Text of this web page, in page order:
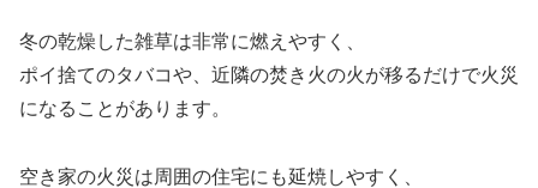
冬の乾燥した雑草は非常に燃えやすく、
ポイ捨てのタバコや、近隣の焚き火の火が移るだけで火災
になることがあります。
空き家の火災は周囲の住宅にも延焼しやすく、